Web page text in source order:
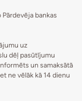
bankas
uz
dēļ pasūtījumu
un samaksātā
ne vēlāk kā 14 dienu